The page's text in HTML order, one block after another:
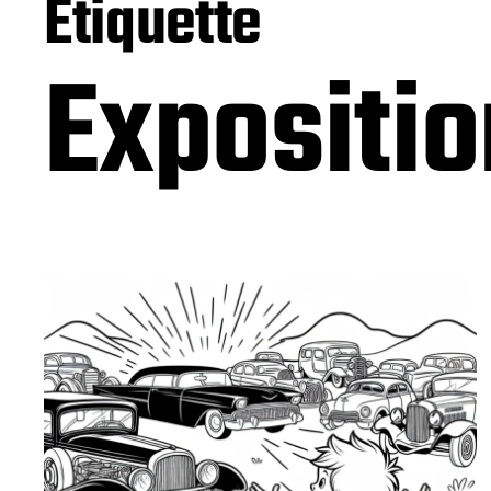
Étiquette